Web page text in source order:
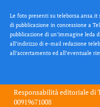
Le foto presenti su
di pubblicazione in concessione a
pubblicazione di un’immagine leda
all’indirizzo di e-mail redazione
all’accertamento ed all’eventuale
Responsabilità editoriale di
00919671008